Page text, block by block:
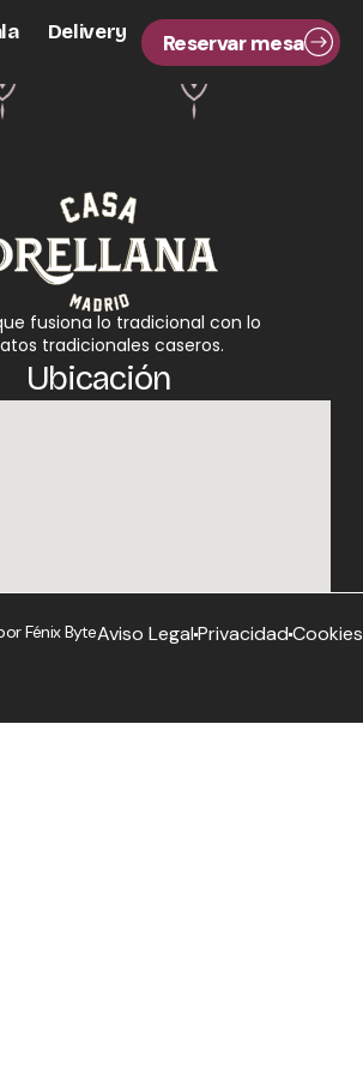
Delivery Reservar mesa
fusiona lo tradicional con lo
tradicionales caseros.
Ubicación
Fénix ByteAviso LegalPrivacidadCookies